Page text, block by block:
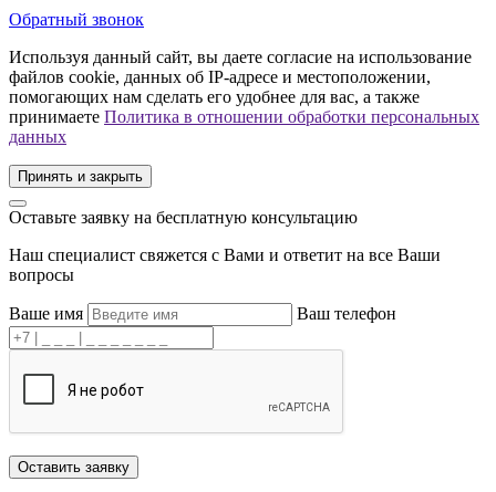
Обратный звонок
Используя данный сайт, вы даете согласие на использование
файлов cookie, данных об IP-адресе и местоположении,
помогающих нам сделать его удобнее для вас, а также
принимаете Политика в отношении обработки персональных
данных
Принять и закрыть
Оставьте заявку на бесплатную консультацию
Наш специалист свяжется с Вами и ответит на все Ваши
вопросы
Ваше имя Ваш телефон
Оставить заявку